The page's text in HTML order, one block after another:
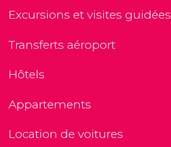
Excursions et visites guidées
Transferts aéroport
Hôtels
Appartements
Location de voitures